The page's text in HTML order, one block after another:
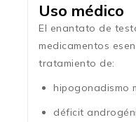
Uso médico
El enantato de
medicamentos
tratamiento de:
hipogonadismo
déficit